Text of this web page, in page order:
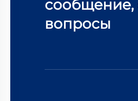
сообщение,
вопросы